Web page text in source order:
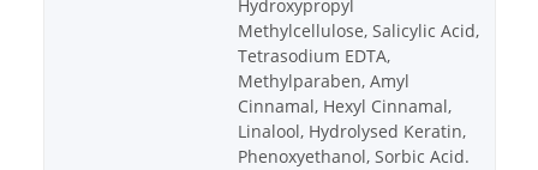
Hydroxypropyl
Methylcellulose, Salicylic Acid,
Tetrasodium EDTA,
Methylparaben, Amyl
Cinnamal, Hexyl Cinnamal,
Linalool, Hydrolysed Keratin,
Phenoxyethanol, Sorbic Acid.